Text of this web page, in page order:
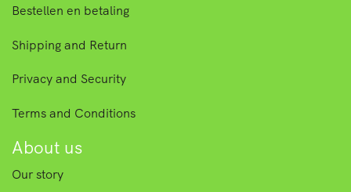
Bestellen en betaling
Shipping and Return
Privacy and Security
Terms and Conditions
About us
Our story